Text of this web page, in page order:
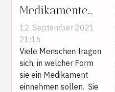
Medikamente
sollten Sie
einnehmen ?
12. September 2021
21:16
Viele Menschen fragen
sich, in welcher Form
sie ein Medikament
einnehmen sollen. Sie